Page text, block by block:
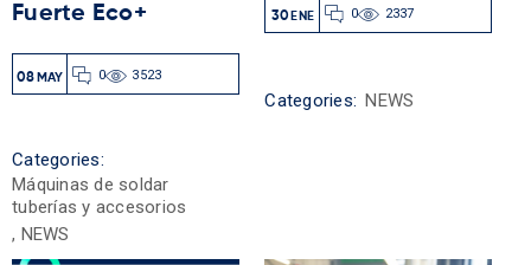
Fuerte Eco+
08 MAY 0 3523
Categories:
Máquinas de soldar
tuberías y accesorios
, NEWS
30 ENE 0 2337
Categories: NEWS